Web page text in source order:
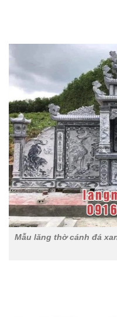
Mẫu lăng thờ cánh đá